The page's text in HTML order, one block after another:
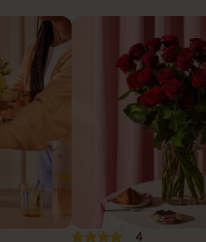
4